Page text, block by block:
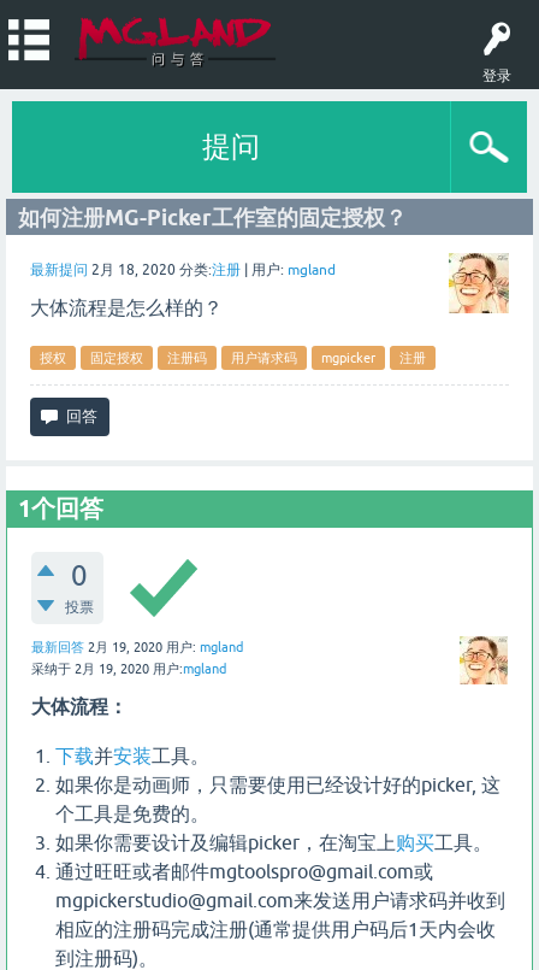
登录
提问
如何注册MG-Picker工作室的固定授权？
最新提问 2月 18, 2020 分类:注册 用户: mgland
大体流程是怎么样的？
授权 固定授权 注册码 用户请求码 mgpicker 注册
1个回答
0
投票
最新回答 2月 19, 2020 用户: mgland
采纳于 2月 19, 2020 用户:mgland
大体流程：
下载并安装工具。
如果你是动画师，只需要使用已经设计好的picker, 这
个工具是免费的。
如果你需要设计及编辑picker，在淘宝上购买工具。
通过旺旺或者邮件mgtoolspro@gmail.com或
mgpickerstudio@gmail.com来发送用户请求码并收到
相应的注册码完成注册(通常提供用户码后1天内会收
到注册码)。